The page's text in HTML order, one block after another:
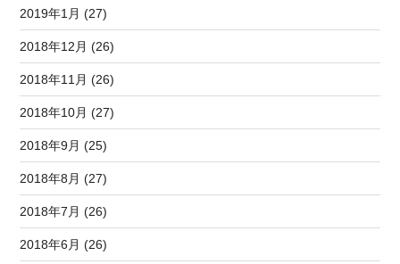
2019年1月 (27)
2018年12月 (26)
2018年11月 (26)
2018年10月 (27)
2018年9月 (25)
2018年8月 (27)
2018年7月 (26)
2018年6月 (26)